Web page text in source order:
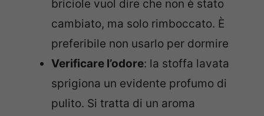
briciole vuol dire che non è stato
cambiato, ma solo rimboccato. È
preferibile non usarlo per dormire
Verificare l’odore: la stoffa lavata
sprigiona un evidente profumo di
pulito. Si tratta di un aroma